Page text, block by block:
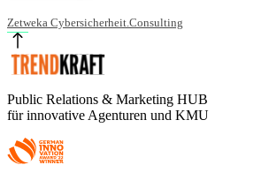
Zetweka Cybersicherheit.Consulting
Public Relations & Marketing HUB
für innovative Agenturen und KMU